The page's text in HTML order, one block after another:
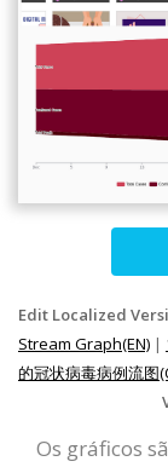
Edit Localized
Stream Graph(EN) |
的冠状病毒病例流图
Os gráficos